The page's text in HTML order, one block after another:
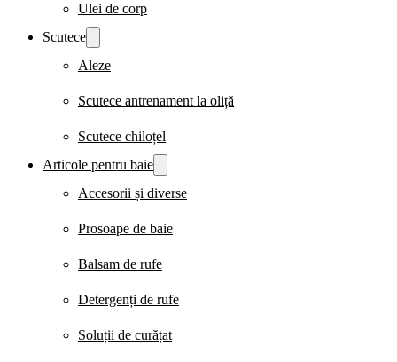
Ulei de corp
Scutece
Aleze
Scutece antrenament la oliță
Scutece chiloțel
Articole pentru baie
Accesorii și diverse
Prosoape de baie
Balsam de rufe
Detergenți de rufe
Soluții de curățat